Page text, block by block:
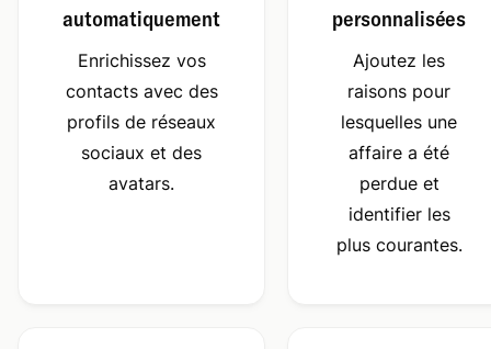
automatiquement
Enrichissez vos
contacts avec des
profils de réseaux
sociaux et des
avatars.
personnalisées
Ajoutez les
raisons pour
lesquelles une
affaire a été
perdue et
identifier les
plus courantes.